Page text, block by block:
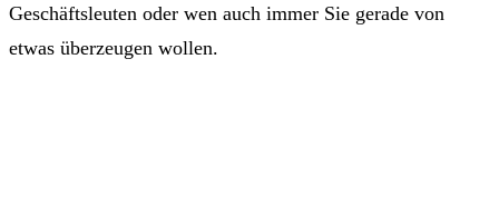
Geschäftsleuten oder wen auch immer Sie gerade von
etwas überzeugen wollen.